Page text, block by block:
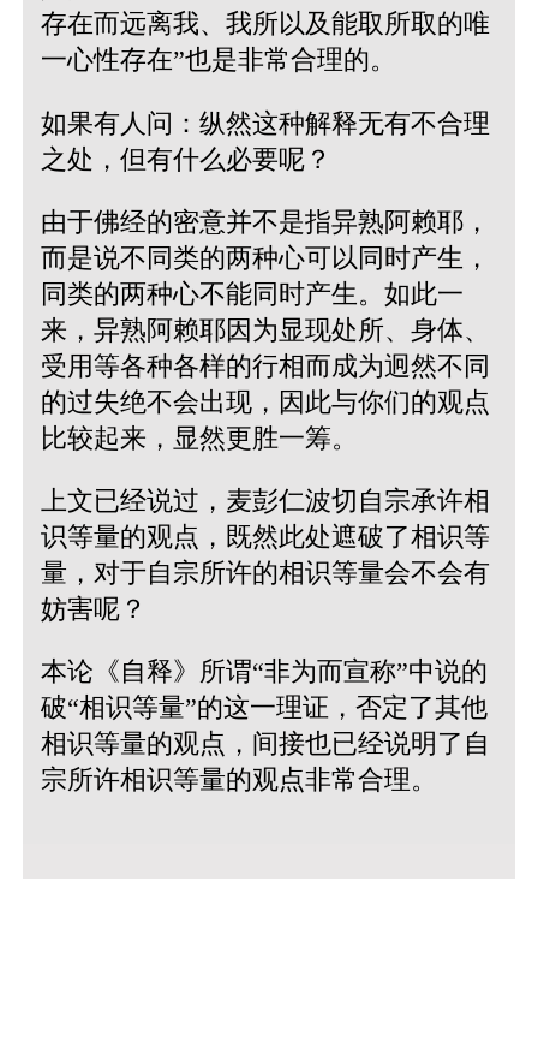
存在而远离我、我所以及能取所取的唯
一心性存在”也是非常合理的。
如果有人问：纵然这种解释无有不合理
之处，但有什么必要呢？
由于佛经的密意并不是指异熟阿赖耶，
而是说不同类的两种心可以同时产生，
同类的两种心不能同时产生。如此一
来，异熟阿赖耶因为显现处所、身体、
受用等各种各样的行相而成为迥然不同
的过失绝不会出现，因此与你们的观点
比较起来，显然更胜一筹。
上文已经说过，麦彭仁波切自宗承许相
识等量的观点，既然此处遮破了相识等
量，对于自宗所许的相识等量会不会有
妨害呢？
本论《自释》所谓“非为而宣称”中说的
破“相识等量”的这一理证，否定了其他
相识等量的观点，间接也已经说明了自
宗所许相识等量的观点非常合理。